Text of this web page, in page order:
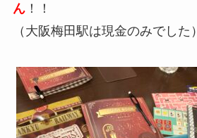
ん！！
（大阪梅田駅は現金のみでした）